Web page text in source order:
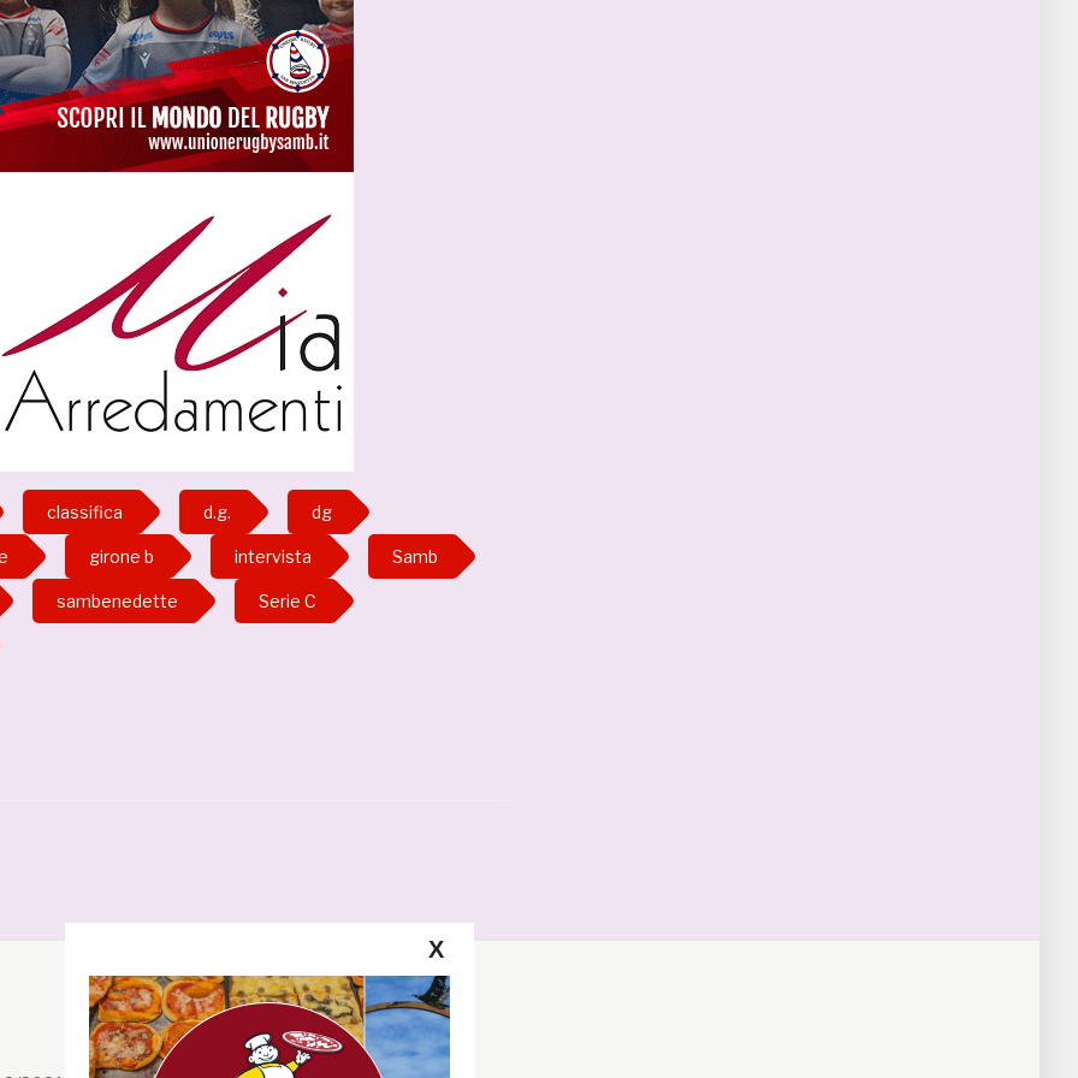
classifica d.g. dg
girone b intervista Samb
sambenedette Serie C
Segui la GRB
Facebook
X